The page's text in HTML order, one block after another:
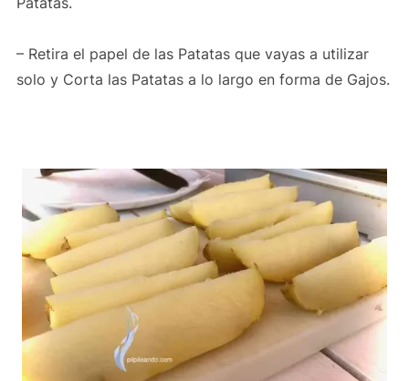
– Retira el papel de las Patatas que vayas a utilizar
solo y Corta las Patatas a lo largo en forma de Gajos.